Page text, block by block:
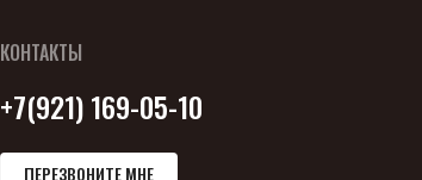
КОНТАКТЫ
+7(921) 169-05-10
ПЕРЕЗВОНИТЕ МНЕ